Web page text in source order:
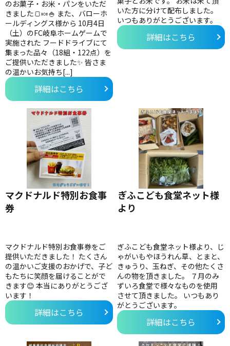
のお菓子・お米・パンをいただ
きました🍞🍬🍚 また、バローホ
ールディングス様から 10月4日
（土）のFC岐阜ホームゲームで
実施された フードドライブにて
集まった品々（18組・122点）を
ご提供いただきました✨ 皆さま
の温かいお気持ち[...]
詳細はこちら
いた方に分けて配布しました。
いつもありがとうございます。
詳細はこちら
マクドナルド特別お食事
券
マクドナルド特別お食事券をご
提供いただきました！ たくさん
の温かいご支援のおかげで、子ど
もたちに笑顔を届けることがで
きます😊 本当にありがとうござ
います！
詳細はこちら
ぎふこども食堂ネット様
より
ぎふこども食堂ネット様より、じ
ゃがいもやほうれん草、とまと、
きゅうり、玉ねぎ、その他たくさ
んの物を頂きました。 ７月のみ
ずいろ食堂で様々なものを使用
させて頂きました。 いつもあり
がとうございます。
詳細はこちら